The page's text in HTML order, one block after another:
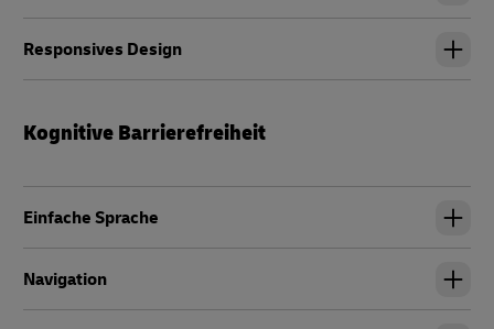
Responsives Design
Kognitive Barrierefreiheit
Einfache Sprache
Navigation